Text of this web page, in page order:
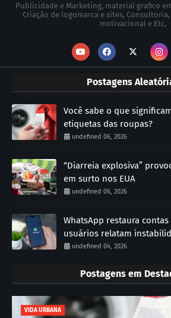
Publicidade e Marketing, material grafico
Criação de logomarca e sites, Consultoria,
motivacional e Etc,
Postagens
Você sabe o que
etiquetas das roupas?
undefined 06, 2026
“Diarreia explosiva”
em surto nos EUA
undefined 06, 2026
WhatsApp restaura
usuários relatam
undefined 04, 2026
Postagens em
VIDA URBANA